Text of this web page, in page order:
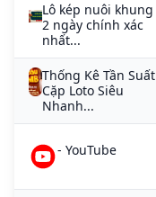
Lô kép nuôi khung
2 ngày chính xác
nhất...
Thống Kê Tần Suất
Cặp Loto Siêu
Nhanh...
- YouTube